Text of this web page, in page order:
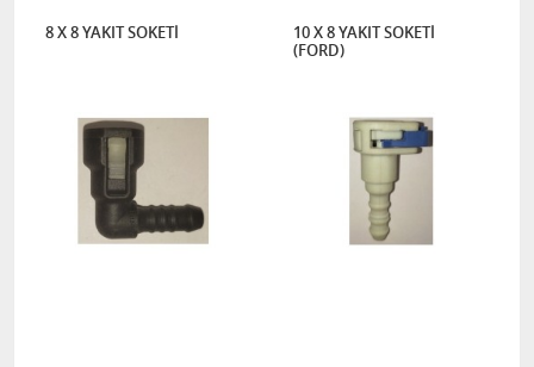
8 X 8 YAKIT SOKETİ
10 X 8 YAKIT SOKETİ
(FORD)